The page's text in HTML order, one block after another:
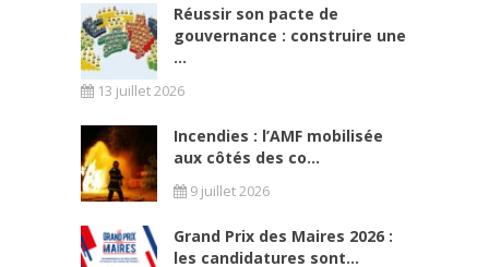
Réussir son pacte de
gouvernance : construire une
...
13 juillet 2026
Incendies : l’AMF mobilisée
aux côtés des co...
9 juillet 2026
Grand Prix des Maires 2026 :
les candidatures sont...